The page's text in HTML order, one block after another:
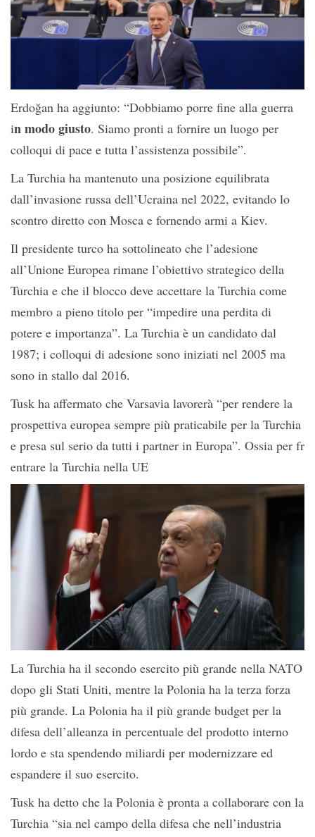
Erdoğan ha aggiunto: “Dobbiamo porre fine alla guerra
in modo giusto. Siamo pronti a fornire un luogo per
colloqui di pace e tutta l’assistenza possibile”.
La Turchia ha mantenuto una posizione equilibrata
dall’invasione russa dell’Ucraina nel 2022, evitando lo
scontro diretto con Mosca e fornendo armi a Kiev.
Il presidente turco ha sottolineato che l’adesione
all’Unione Europea rimane l’obiettivo strategico della
Turchia e che il blocco deve accettare la Turchia come
membro a pieno titolo per “impedire una perdita di
potere e importanza”. La Turchia è un candidato dal
1987; i colloqui di adesione sono iniziati nel 2005 ma
sono in stallo dal 2016.
Tusk ha affermato che Varsavia lavorerà “per rendere la
prospettiva europea sempre più praticabile per la Turchia
e presa sul serio da tutti i partner in Europa”. Ossia per fr
entrare la Turchia nella UE
La Turchia ha il secondo esercito più grande nella NATO
dopo gli Stati Uniti, mentre la Polonia ha la terza forza
più grande. La Polonia ha il più grande budget per la
difesa dell’alleanza in percentuale del prodotto interno
lordo e sta spendendo miliardi per modernizzare ed
espandere il suo esercito.
Tusk ha detto che la Polonia è pronta a collaborare con la
Turchia “sia nel campo della difesa che nell’industria